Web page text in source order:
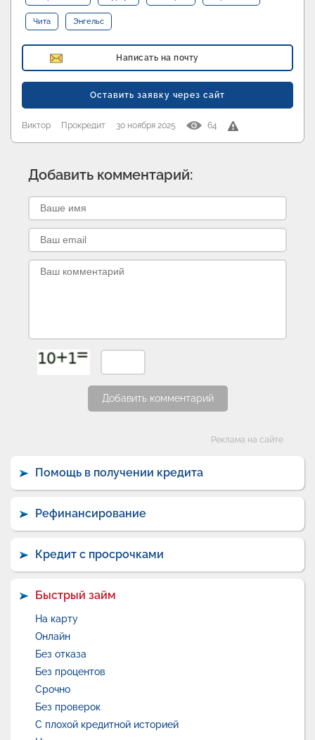
Чита Энгельс
Написать на почту
Оставить заявку через сайт
Виктор Прокредит 30 ноября 2025 64
Добавить комментарий:
Добавить комментарий
Реклама на сайте
Помощь в получении кредита
Рефинансирование
Кредит с просрочками
Быстрый займ
На карту
Онлайн
Без отказа
Без процентов
Срочно
Без проверок
С плохой кредитной историей